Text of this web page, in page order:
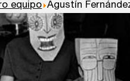
equipo Agustín